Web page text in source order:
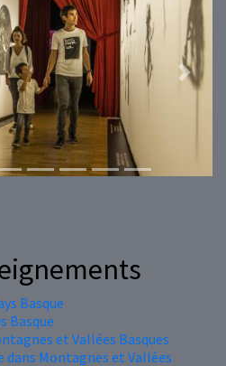
Next
Basque
Basque
et Vallées Basques
dans Montagnes et Vallées